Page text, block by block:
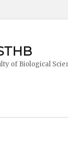
of Biological